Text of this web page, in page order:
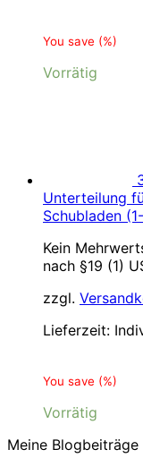
You save (%)
Vorrätig
Unterteilung
Schubladen
Kein
nach §19 (1)
zzgl.
Lieferzeit:
You save (%)
Vorrätig
Meine Blogbeiträge